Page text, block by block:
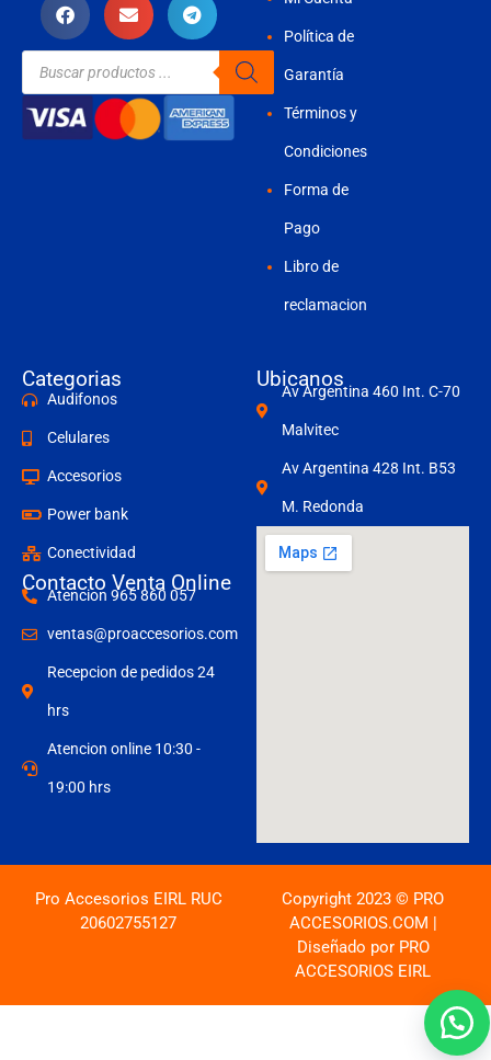
Búsqueda
productos
Política de
Garantía
Términos y
Condiciones
Forma de
Pago
Libro de
reclamacion
Categorias
Audifonos
Celulares
Accesorios
Power bank
Conectividad
Contacto Venta Online
Atencion 965 860 057
ventas@proaccesorios.com
Recepcion de pedidos 24
hrs
Atencion online 10:30 -
19:00 hrs
Ubicanos
Av Argentina 460 Int. C-70
Malvitec
Av Argentina 428 Int. B53
M. Redonda
Pro Accesorios EIRL RUC
20602755127
Copyright 2023 © PRO
ACCESORIOS.COM |
Diseñado por PRO
ACCESORIOS EIRL